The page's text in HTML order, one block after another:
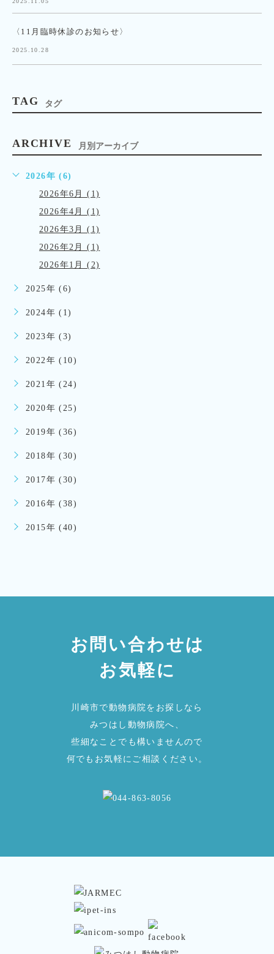
〈11月臨時休診のお知らせ〉
2025.10.28
TAG タグ
ARCHIVE 月別アーカイブ
2026年 (6)
2026年6月 (1)
2026年4月 (1)
2026年3月 (1)
2026年2月 (1)
2026年1月 (2)
2025年 (6)
2024年 (1)
2023年 (3)
2022年 (10)
2021年 (24)
2020年 (25)
2019年 (36)
2018年 (30)
2017年 (30)
2016年 (38)
2015年 (40)
お問い合わせは
お気軽に
川崎市で動物病院をお探しなら
みつはし動物病院へ、
些細なことでも構いませんので
何でもお気軽にご相談ください。